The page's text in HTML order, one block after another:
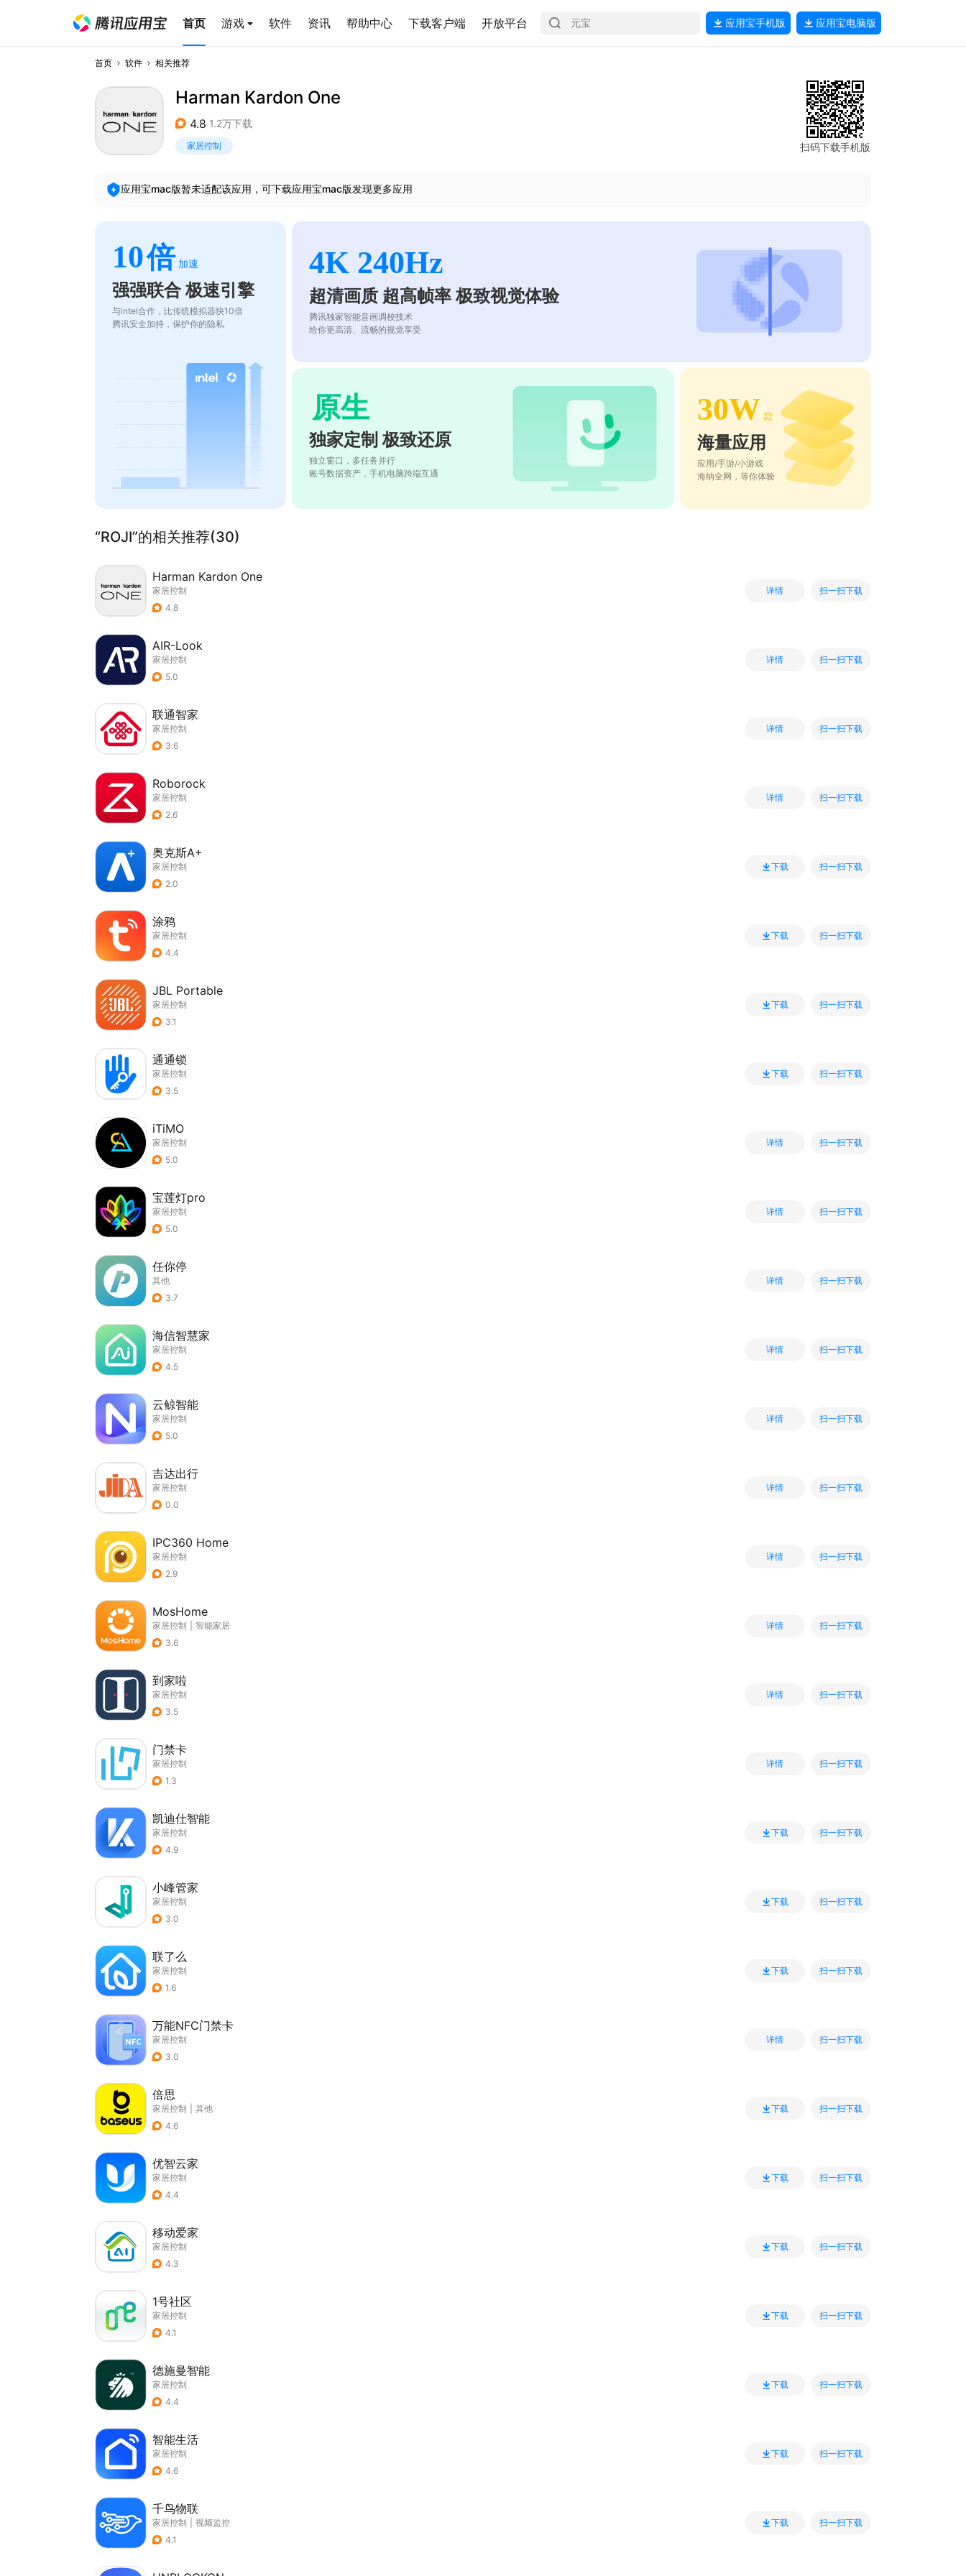
首页 游戏 软件 资讯 帮助中心 下载客户端 开放平台 应用宝手机版 应用宝电脑版
首页 软件 相关推荐
Harman Kardon One
4.8 1.2万下载
家居控制 扫码下载手机版
应用宝mac版暂未适配该应用，可下载应用宝mac版发现更多应用
10倍 加速
强强联合 极速引擎
与intel合作，比传统模拟器快10倍
腾讯安全加持，保护你的隐私
4K 240Hz
超清画质 超高帧率 极致视觉体验
腾讯独家智能音画调校技术
给你更高清、流畅的视觉享受
原生
独家定制 极致还原
独立窗口，多任务并行
账号数据资产，手机电脑跨端互通
30W 款
海量应用
应用/手游/小游戏
海纳全网，等你体验
“ROJI”的相关推荐(30)
Harman Kardon One
家居控制
4.8
详情 扫一扫下载
AIR-Look
家居控制
5.0
详情 扫一扫下载
联通智家
家居控制
3.6
详情 扫一扫下载
Roborock
家居控制
2.6
详情 扫一扫下载
奥克斯A+
家居控制
2.0
下载 扫一扫下载
涂鸦
家居控制
4.4
下载 扫一扫下载
JBL Portable
家居控制
3.1
下载 扫一扫下载
通通锁
家居控制
3.5
下载 扫一扫下载
iTiMO
家居控制
5.0
详情 扫一扫下载
宝莲灯pro
家居控制
5.0
详情 扫一扫下载
任你停
其他
3.7
详情 扫一扫下载
海信智慧家
家居控制
4.5
详情 扫一扫下载
云鲸智能
家居控制
5.0
详情 扫一扫下载
吉达出行
家居控制
0.0
详情 扫一扫下载
IPC360 Home
家居控制
2.9
详情 扫一扫下载
MosHome
家居控制
智能家居
3.6
详情 扫一扫下载
到家啦
家居控制
3.5
详情 扫一扫下载
门禁卡
家居控制
1.3
详情 扫一扫下载
凯迪仕智能
家居控制
4.9
下载 扫一扫下载
小峰管家
家居控制
3.0
下载 扫一扫下载
联了么
家居控制
1.6
下载 扫一扫下载
万能NFC门禁卡
家居控制
3.0
详情 扫一扫下载
倍思
家居控制
其他
4.6
下载 扫一扫下载
优智云家
家居控制
4.4
下载 扫一扫下载
移动爱家
家居控制
4.3
下载 扫一扫下载
1号社区
家居控制
4.1
下载 扫一扫下载
德施曼智能
家居控制
4.4
下载 扫一扫下载
智能生活
家居控制
4.6
下载 扫一扫下载
千鸟物联
家居控制
视频监控
4.1
下载 扫一扫下载